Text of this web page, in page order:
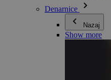
Denarnice
Nazaj
Show more